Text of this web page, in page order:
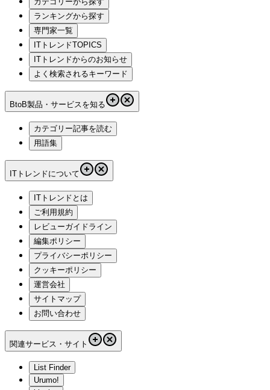
ランキングから探す
専門家一覧
ITトレンドTOPICS
ITトレンドからのお知らせ
よく検索されるキーワード
BtoB製品・サービスを知る
カテゴリー記事を読む
用語集
ITトレンドについて
ITトレンドとは
ご利用規約
レビューガイドライン
編集ポリシー
プライバシーポリシー
クッキーポリシー
運営会社
サイトマップ
お問い合わせ
関連サービス・サイト
List Finder
Urumo!